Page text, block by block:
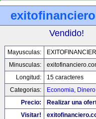
Vendido!
Mayusculas:
Minusculas:
Longitud:
15 caracteres
Categorias:
Economia,
Precio:
Realizar una
Visitar!